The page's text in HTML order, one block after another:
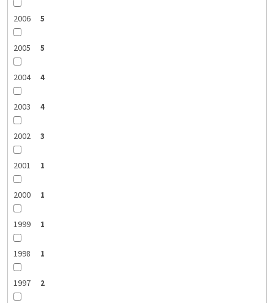
2006 5
2005 5
2004 4
2003 4
2002 3
2001 1
2000 1
1999 1
1998 1
1997 2